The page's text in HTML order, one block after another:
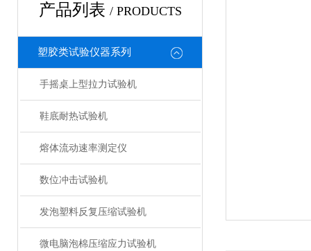
产品列表 / PRODUCTS
塑胶类试验仪器系列
手摇桌上型拉力试验机
鞋底耐热试验机
熔体流动速率测定仪
数位冲击试验机
发泡塑料反复压缩试验机
微电脑泡棉压缩应力试验机